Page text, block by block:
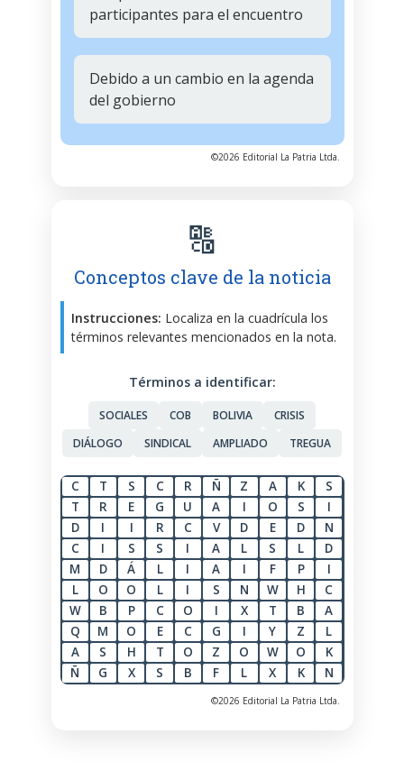
participantes para el encuentro
Debido a un cambio en la agenda
del gobierno
©2026 Editorial La Patria Ltda.
🔠
Conceptos clave de la noticia
Instrucciones: Localiza en la cuadrícula los
términos relevantes mencionados en la nota.
Términos a identificar:
SOCIALES COB BOLIVIA
CRISIS
DIÁLOGO
SINDICAL AMPLIADO TREGUA
C T S C R Ñ Z A K
S
T
R E G U A I O S
I
D
I I R C V D E D
N
C
I S S I A L S L
D
M
D Á L I A I F P
I
L
O O L I S N W H
C
W
B P C O I X T B
A
Q
M O E C G I Y Z
L
A
S H T O Z O W O
K
Ñ
G X S B F L X K N
©2026 Editorial La Patria Ltda.